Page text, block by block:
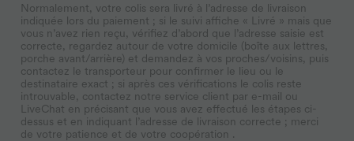
Normalement, votre colis sera livré à l’adresse de livraison
indiquée lors du paiement ; si le suivi affiche « Livré » mais que
vous n’avez rien reçu, vérifiez d’abord que l’adresse saisie est
correcte, regardez autour de votre domicile (boîte aux lettres,
porche avant/arrière) et demandez à vos proches/voisins, puis
contactez le transporteur pour confirmer le lieu ou le
destinataire exact ; si après ces vérifications le colis reste
introuvable, contactez notre service client par e-mail ou
LiveChat en précisant que vous avez effectué les étapes ci-
dessus et en indiquant l’adresse de livraison correcte ; merci
de votre patience et de votre coopération .